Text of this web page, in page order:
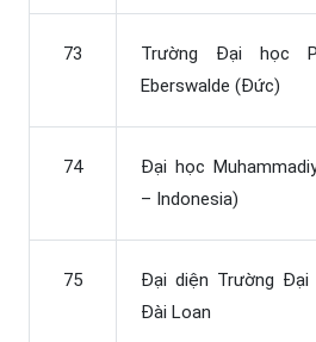
73
Trường Đại học
Eberswalde (Đức)
74
Đại học
– Indonesia)
75
Đại diện Trường Đại
Đài Loan